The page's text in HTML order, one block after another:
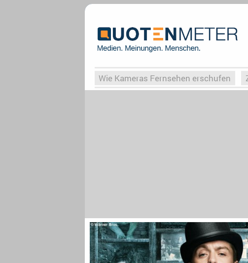
Wie Kameras Fernsehen erschufen